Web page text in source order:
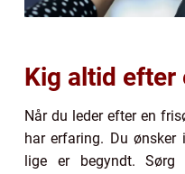
Kig altid efter
Når du leder efter en
har erfaring. Du
lige er begyndt.